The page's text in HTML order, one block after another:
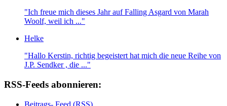
"Ich freue mich dieses Jahr auf Falling Asgard von Marah
Woolf, weil ich ..."
Helke
"Hallo Kerstin, richtig begeistert hat mich die neue Reihe von
J.P. Sendker , die ..."
RSS-Feeds abonnieren:
Beitrags- Feed (RSS)